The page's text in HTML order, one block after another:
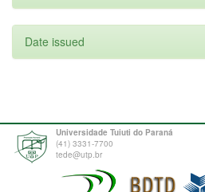
Date issued
Universidade Tuiuti do Paraná
(41) 3331-7700
tede@utp.br